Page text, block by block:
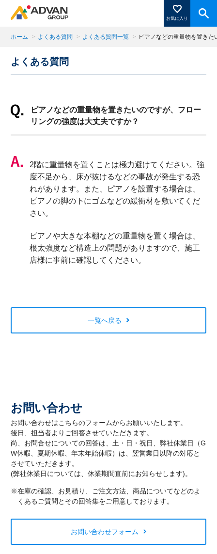
お気に入り
商品ページにある「お気に入り登録」を押すと登録した
商品がここに表示されます。
閉じる
ホーム > よくある質問 > よくある質問一覧 > ピアノなどの重量物を置き
よくある質問
ピアノなどの重量物を置きたいのですが、フロー
リングの強度は大丈夫ですか？
2階に重量物を置くことは極力避けてください。強
度不足から、床が抜けるなどの事故が発生する恐
れがあります。また、ピアノを設置する場合は、
ピアノの脚の下にゴムなどの緩衝材を敷いてくだ
さい。
ピアノや大きな本棚などの重量物を置く場合は、
根太強度など構造上の問題がありますので、施工
店様に事前に確認してください。
一覧へ戻る
お問い合わせ
お問い合わせはこちらのフォームからお願いいたします。
後日、担当者よりご回答させていただきます。
尚、お問合せについての回答は、土・日・祝日、弊社休業日（G
W休暇、夏期休暇、年末年始休暇）は、翌営業日以降の対応と
させていただきます。
(弊社休業日については、休業期間直前にお知らせします)。
※在庫の確認、お見積り、ご注文方法、商品についてなどのよ
くあるご質問とその回答集をご用意しております。
お問い合わせフォーム